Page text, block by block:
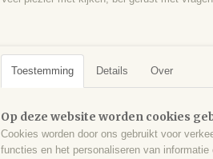
Toestemming Details Over
Op deze website worden cookies
Cookies worden door ons gebruikt voor
functies en het personaliseren van